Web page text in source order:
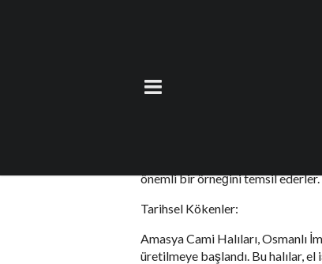
Cami Halısı
önemli bir örneğini temsil ederler.
Tarihsel Kökenler:
Amasya Cami Halıları, Osmanlı
üretilmeye başlandı. Bu halılar,